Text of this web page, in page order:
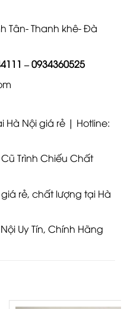
Tân- Thanh khê- Đà
–0934360525
Nội giá rẻ | Hotline:
Trình Chiếu Chất
rẻ, chất lượng tại Hà
Uy Tín, Chính Hãng